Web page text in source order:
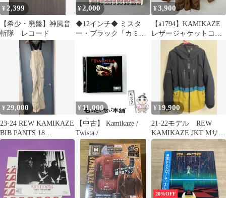
¥2,399
【希少・廃盤】神風音
斬隊 レコード
¥2,000
◆12インチ◆ ミスタ
ー・ブラック「カミカ
¥3,900
【a1794】KAMIKAZE
レザージャケットコー
ト 本革 ブラウン XL
¥ 29,000
23-24 REW KAMIKAZE
BIB PANTS 18
GORETEX
¥ 11,000
【中古】 Kamikaze /
Twista /
¥ 19,900
21-22モデル REW
KAMIKAZE JKT Mサイ
ズ
20%OFF